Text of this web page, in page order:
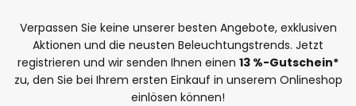
Verpassen Sie keine unserer besten Angebote, exklusiven
Aktionen und die neusten Beleuchtungstrends. Jetzt
registrieren und wir senden Ihnen einen 13 %-Gutschein*
zu, den Sie bei Ihrem ersten Einkauf in unserem Onlineshop
einlösen können!